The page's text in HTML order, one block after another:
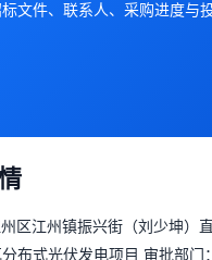
文件、联系人、采购进度与
区江州镇振兴街（刘少坤）
布式光伏发电项目 审批部门